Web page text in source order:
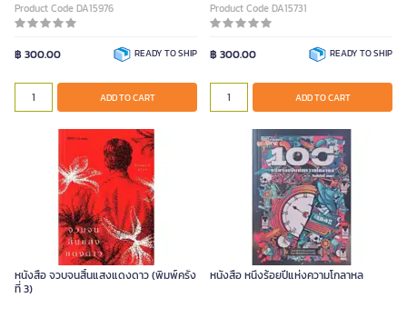
Product Code DA15976
฿ 300.00 READY TO SHIP
ADD TO CART
Product Code DA15731
฿ 300.00 READY TO SHIP
ADD TO CART
หนังสือ จวบจนสิ้นแสงแดงดาว (พิมพ์ครั้ง
ที่ 3)
หนังสือ หนึ่งร้อยปีแห่งความโกลาหล